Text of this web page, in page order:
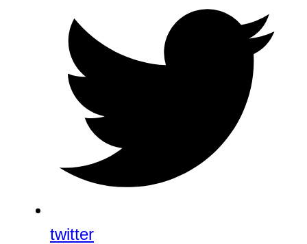
twitter